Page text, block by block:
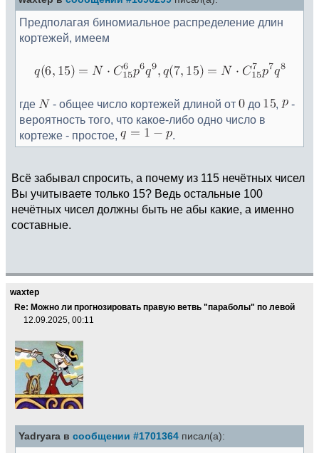
Предполагая биномиальное распределение длин
кортежей, имеем
где - общее число кортежей длиной от до
-
вероятность того, что какое-либо одно число в
кортеже - простое,
Всё забывал спросить, а почему из 115 нечётных чисел
Вы учитываете только 15? Ведь остальные 100
нечётных чисел должны быть не абы какие, а именно
составные.
waxtep
Re: Можно ли прогнозировать правую ветвь "параболы" по левой
12.09.2025, 00:11
Yadryara в сообщении #1701364 писал(а):